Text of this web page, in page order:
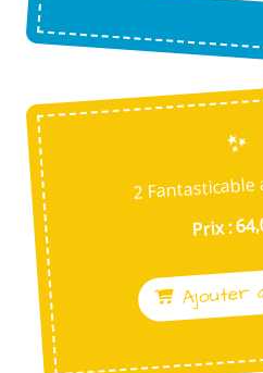
2
Prix :
Ajouter